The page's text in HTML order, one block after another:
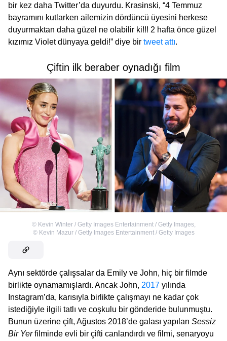
bir kez daha Twitter’da duyurdu. Krasinski, “4 Temmuz
bayramını kutlarken ailemizin dördüncü üyesini herkese
duyurmaktan daha güzel ne olabilir ki!!! 2 hafta önce güzel
kızımız Violet dünyaya geldi!” diye bir tweet attı.
Çiftin ilk beraber oynadığı film
© Kevin Winter / Getty Images Entertainment / Getty Images,
© Kevin Mazur / Getty Images Entertainment / Getty Images
Aynı sektörde çalışsalar da Emily ve John, hiç bir filmde
birlikte oynamamışlardı. Ancak John, 2017 yılında
Instagram’da, karısıyla birlikte çalışmayı ne kadar çok
istediğiyle ilgili tatlı ve coşkulu bir gönderide bulunmuştu.
Bunun üzerine çift, Ağustos 2018’de galası yapılan Sessiz
Bir Yerfilminde evli bir çifti canlandırdı ve filmi, senaryoyu